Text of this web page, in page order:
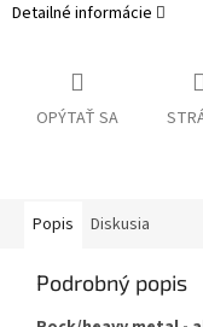
Detailné informácie
OPÝTAŤ SA
Popis Diskusia
Podrobný popis